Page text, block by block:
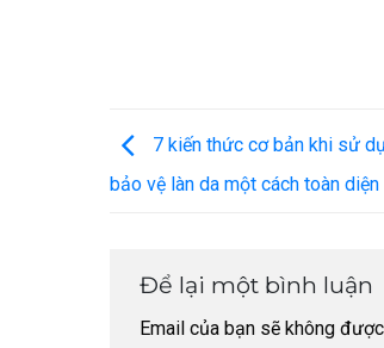
7 kiến thức cơ bản khi sử
bảo vệ làn da một cách toàn diện
Để lại một bình luận
Email của bạn sẽ không